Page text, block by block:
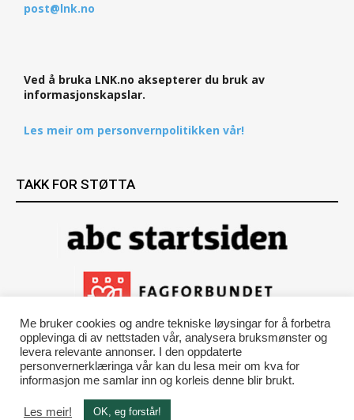
post@lnk.no
Ved å bruka LNK.no aksepterer du bruk av
informasjonskapslar.
Les meir om personvernpolitikken vår!
TAKK FOR STØTTA
Me bruker cookies og andre tekniske løysingar for å forbetra
opplevinga di av nettstaden vår, analysera bruksmønster og
levera relevante annonser. I den oppdaterte
personvernerklæringa vår kan du lesa meir om kva for
informasjon me samlar inn og korleis denne blir brukt.
Les meir! OK, eg forstår!